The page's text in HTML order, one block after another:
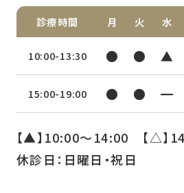
診療時間 月 火 水
10:00-13:30 ● ● ▲
15:00-19:00 ● ● ━
【▲】10:00〜14:00 【△】
休診日：日曜日・祝日